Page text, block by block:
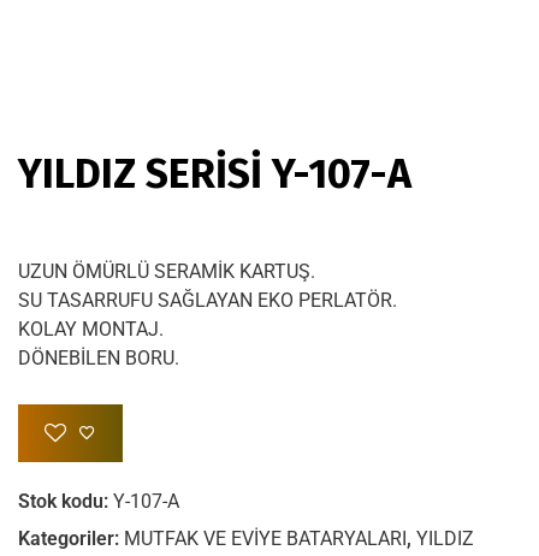
YILDIZ SERİSİ Y-107-A
UZUN ÖMÜRLÜ SERAMİK KARTUŞ.
SU TASARRUFU SAĞLAYAN EKO PERLATÖR.
KOLAY MONTAJ.
DÖNEBİLEN BORU.
Stok kodu: Y-107-A
Kategoriler: MUTFAK VE EVİYE BATARYALARI, YILDIZ